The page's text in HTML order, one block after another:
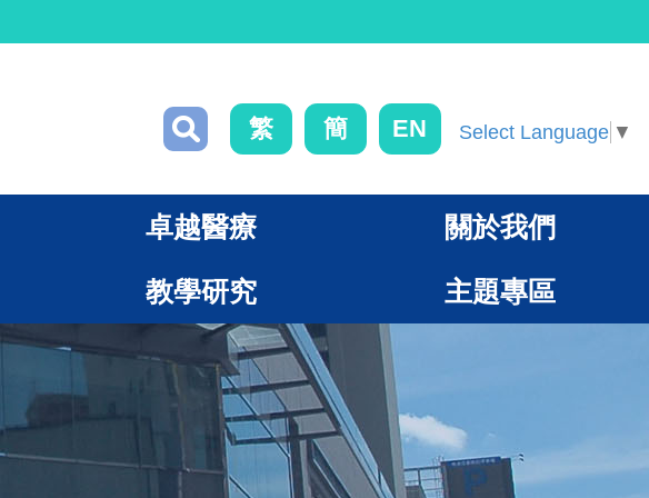
繁 簡 EN Select Language ▼
卓越醫療 關於我們
教學研究 主題專區